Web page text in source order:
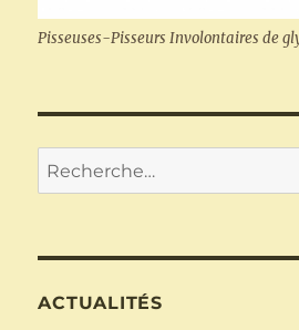
Pisseuses-Pisseurs Involontaires de
Recherche
pour :
ACTUALITÉS